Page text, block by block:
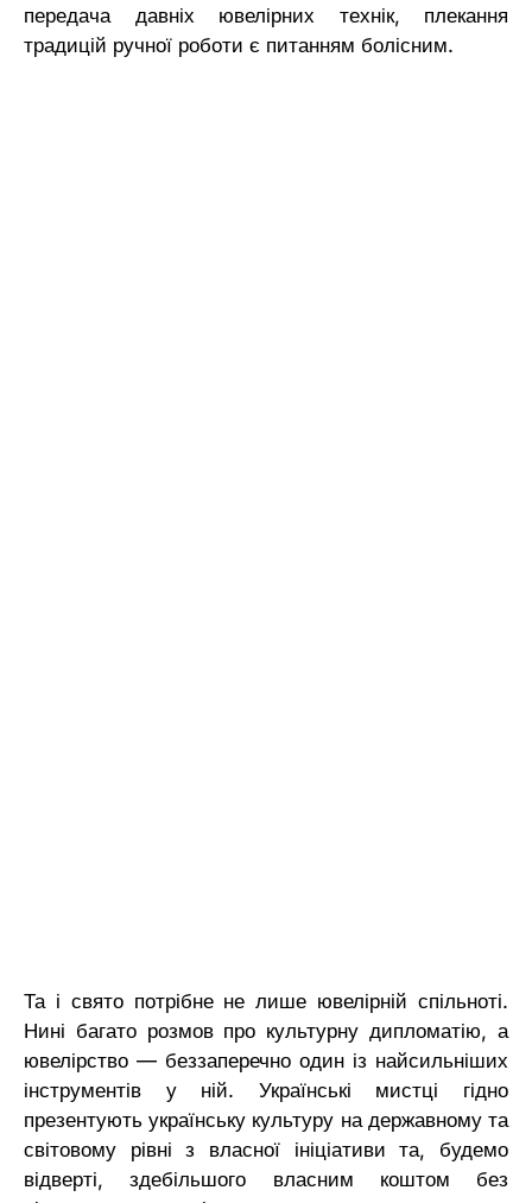
передача давніх ювелірних технік, плекання
традицій ручної роботи є питанням болісним.
Та і свято потрібне не лише ювелірній спільноті.
Нині багато розмов про культурну дипломатію, а
ювелірство — беззаперечно один із найсильніших
інструментів у ній. Українські мистці гідно
презентують українську культуру на державному та
світовому рівні з власної ініціативи та, будемо
відверті, здебільшого власним коштом без